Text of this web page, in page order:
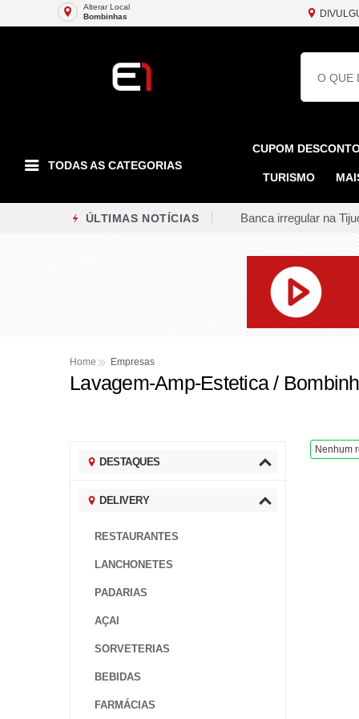
Alterar Local
Bombinhas
TODAS AS CATEGORIAS
CUPOM
TURISMO
ÚLTIMAS NOTÍCIAS Banca irregular na
Guarda Municipal
Sessões da Câmara
Rock in Rio 2026
Major Elaine
David Jonsson
Home Empresas
Lavagem-Amp-Estetica /
DESTAQUES
DELIVERY
RESTAURANTES
LANCHONETES
PADARIAS
AÇAI
SORVETERIAS
BEBIDAS
FARMÁCIAS
Nenhum